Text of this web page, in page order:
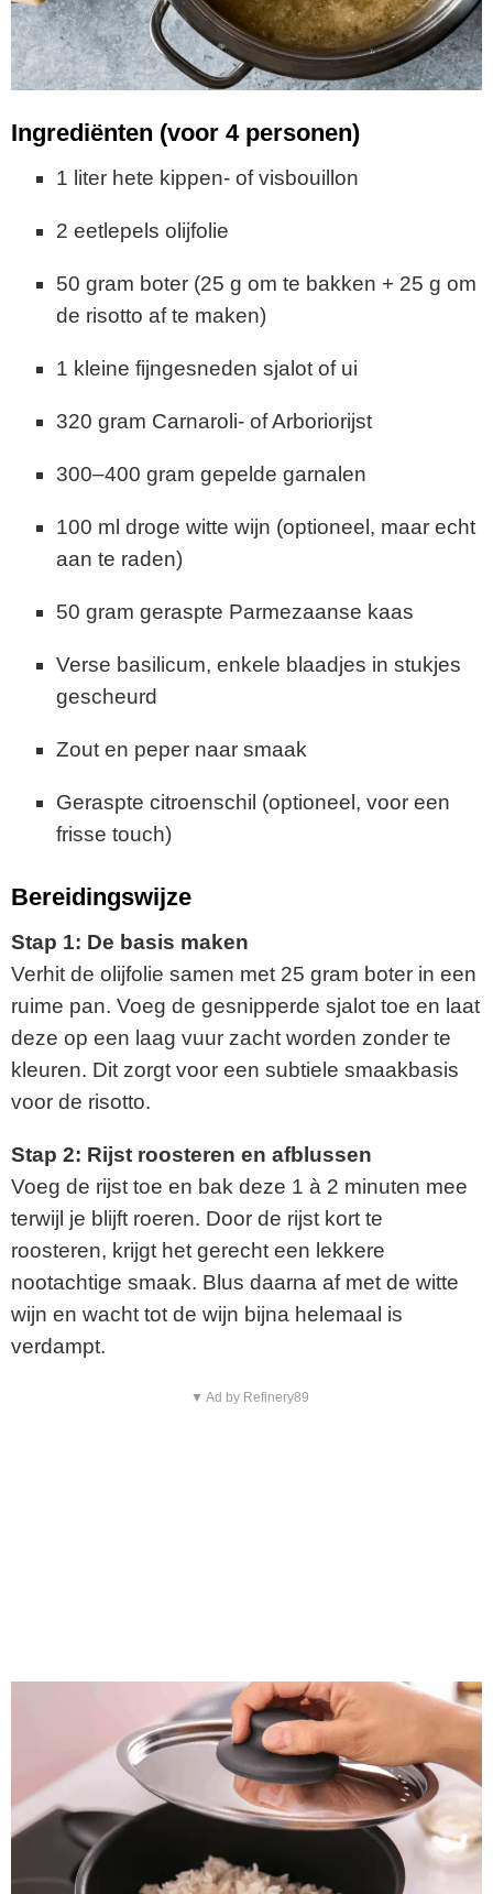
Ingrediënten (voor 4 personen)
1 liter hete kippen- of visbouillon
2 eetlepels olijfolie
50 gram boter (25 g om te bakken + 25 g om
de risotto af te maken)
1 kleine fijngesneden sjalot of ui
320 gram Carnaroli- of Arboriorijst
300–400 gram gepelde garnalen
100 ml droge witte wijn (optioneel, maar echt
aan te raden)
50 gram geraspte Parmezaanse kaas
Verse basilicum, enkele blaadjes in stukjes
gescheurd
Zout en peper naar smaak
Geraspte citroenschil (optioneel, voor een
frisse touch)
Bereidingswijze
Stap 1: De basis maken
Verhit de olijfolie samen met 25 gram boter in een
ruime pan. Voeg de gesnipperde sjalot toe en laat
deze op een laag vuur zacht worden zonder te
kleuren. Dit zorgt voor een subtiele smaakbasis
voor de risotto.
Stap 2: Rijst roosteren en afblussen
Voeg de rijst toe en bak deze 1 à 2 minuten mee
terwijl je blijft roeren. Door de rijst kort te
roosteren, krijgt het gerecht een lekkere
nootachtige smaak. Blus daarna af met de witte
wijn en wacht tot de wijn bijna helemaal is
verdampt.
▼ Ad by Refinery89